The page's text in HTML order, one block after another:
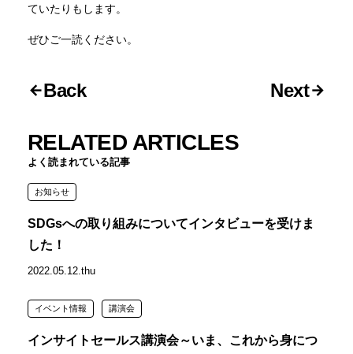
ていたりもします。
ぜひご一読ください。
Back Next
RELATED ARTICLES
よく読まれている記事
SDGsへの取り組みについてインタビューを受けま
した！
2022.05.12.thu
お知らせ
インサイトセールス講演会～いま、これから身につ
イベント情報 講演会